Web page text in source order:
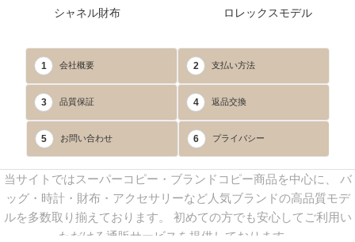
シャネル財布 ロレックスモデル
1 会社概要 2 支払い方法
3 品質保証 4 返品交換
5 お問い合わせ 6 プライバシー
当サイトではスーパーコピー・ブランドコピー商品を中心に、 バ
ッグ・時計・財布・アクセサリーなど人気ブランドの高品質モデ
ルを多数取り揃えております。 初めての方でも安心してご利用い
ただける通販サービスを提供しております。